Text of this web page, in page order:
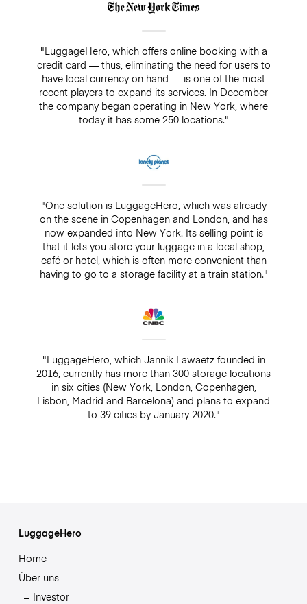
"LuggageHero, which offers online booking with a
credit card — thus, eliminating the need for users to
have local currency on hand — is one of the most
recent players to expand its services. In December
the company began operating in New York, where
today it has some 250 locations."
"One solution is LuggageHero, which was already
on the scene in Copenhagen and London, and has
now expanded into New York. Its selling point is
that it lets you store your luggage in a local shop,
café or hotel, which is often more convenient than
having to go to a storage facility at a train station."
"LuggageHero, which Jannik Lawaetz founded in
2016, currently has more than 300 storage locations
in six cities (New York, London, Copenhagen,
Lisbon, Madrid and Barcelona) and plans to expand
to 39 cities by January 2020."
LuggageHero
Home
Über uns
Investor